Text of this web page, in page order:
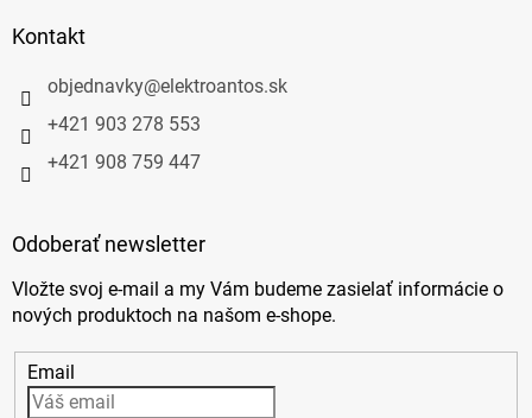
Kontakt
objednavky@elektroantos.sk
+421 903 278 553
+421 908 759 447
Odoberať newsletter
Vložte svoj e-mail a my Vám budeme zasielať informácie o
nových produktoch na našom e-shope.
Email